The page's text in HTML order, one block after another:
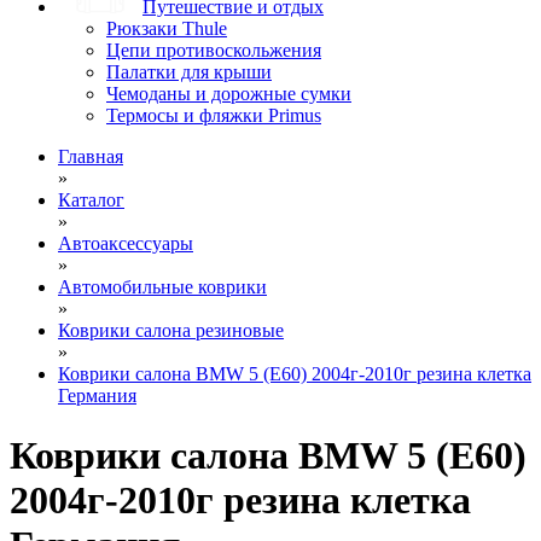
Путешествие и отдых
Рюкзаки Thule
Цепи противоскольжения
Палатки для крыши
Чемоданы и дорожные сумки
Термосы и фляжки Primus
Главная
»
Каталог
»
Автоаксессуары
»
Автомобильные коврики
»
Коврики салона резиновые
»
Коврики салона BMW 5 (E60) 2004г-2010г резина клетка
Германия
Коврики салона BMW 5 (E60)
2004г-2010г резина клетка